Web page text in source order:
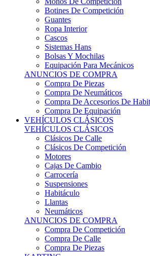
Guantes
Ropa Interior
Cascos
Sistemas Hans
Bolsas Y Mochilas
Equipación Para Mecánicos
ANUNCIOS DE COMPRA
Compra De Piezas
Compra De Neumáticos
Compra De Accesorios De
Compra De Equipación
VEHÍCULOS CLÁSICOS
VEHÍCULOS CLÁSICOS
Clásicos De Calle
Clásicos De Competición
Motores
Cajas De Cambio
Carrocería
Suspensiones
Habitáculo
Llantas
Neumáticos
ANUNCIOS DE COMPRA
Compra De Competición
Compra De Calle
Compra De Piezas
KARTING
KARTING